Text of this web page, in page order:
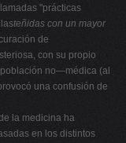
"prácticas
teñidas con un mayor
de
con su propio
no—médica (al
una confusión de
la medicina ha
en los distintos